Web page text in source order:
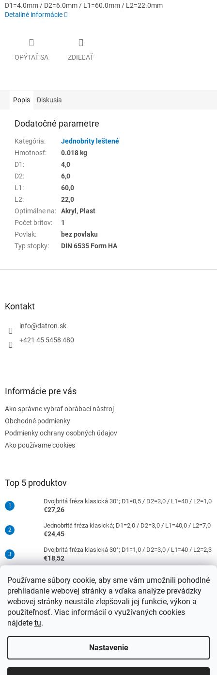
Používame súbory cookie, aby sme vám umožnili pohodlné
prehliadanie webovej stránky a vďaka analýze prevádzky
webovej stránky neustále zlepšovali jej funkcie, výkon a
použiteľnosť. Viac informácií o využívaných cookies
nájdete tu.
Nastavenie
Upozorňujeme, že od 15.4.2026 sa ceny nástrojov so stopkami 3
D1=4.0mm / D2=6.0mm / L1=60.0mm / L2=22.0mm
Detailné informácie
OPÝTAŤ SA ZDIEĽAŤ
Popis Diskusia
Dodatočné parametre
Kategória:
Jednobrity leštené
Hmotnosť:
0.018 kg
D1 :
4,0
D2:
6,0
L1 :
60,0
L2:
22,0
Optimálne na:
Akryl, Plast
Počet britov:
1
Povlak:
bez povlaku
Typ stopky: DIN 6535 Form HA
Kontakt
info@datron.sk
+421 45 5458 480
Informácie pre vás
Ako správne vybrať obrábací nástroj
Obchodné podmienky
Podmienky ochrany osobných údajov
Ako používame cookies
Top 5 produktov
Dvojbritá fréza klasická 30°; D1=0,5 / D2=3,0 / L1=40 / L2=1,0
€27,26
Jednobritá fréza klasická; D1=2,0 / D2=3,0 / L1=40,0 / L2=7,0
€24,45
Dvojbritá fréza klasická 30°; D1=1,0 / D2=3,0 / L1=40 / L2=2,3
€18,52
€16,52
Dvojbritá fréza klasická 30°; D1=2,0 / D2=3,0 / L1=40 / L2=9,0
€18,52